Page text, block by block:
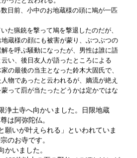
日前、小中のお地蔵様の頭に鳩が一匹
た猟銃を撃って鳩を撃退したのだが、
蔵様の顔にも被害が蒙り、ぶつぶつの
を呼ぶ騒動になったが、男性は誰に語
い、後日友人が語ったところによる
の最後の当主となった鈴木大固氏で、
物であったと云われるが、嫡流が絶え
って罰が当たったどうかは定かではな
浄土寺へ向かいました。日限地蔵
は阿弥陀仏。
願いが叶えられる」といわれていま
のお寺です。
かいました。